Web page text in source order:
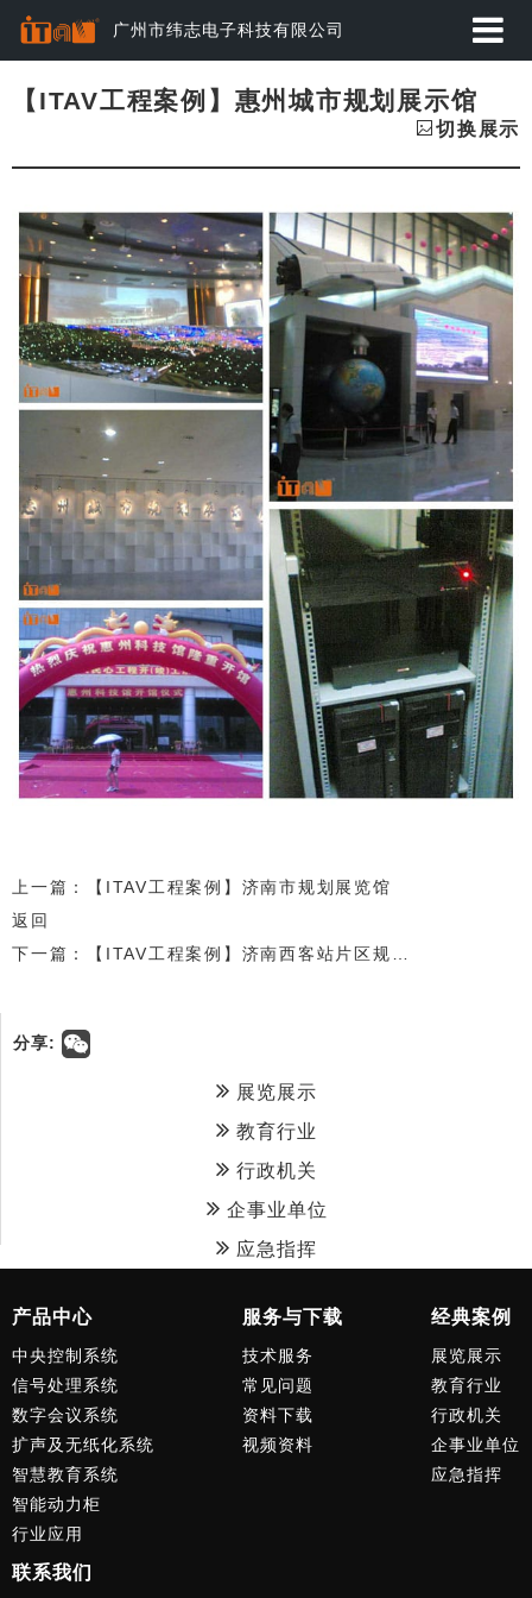
广州市纬志电子科技有限公司
首页
产品中心
动态资讯
经典案例
关于纬志
服务与下载
【ITAV工程案例】惠州城市规划展示馆
切换展示
上一篇：【ITAV工程案例】济南市规划展览馆
返回
分享:
展览展示
教育行业
行政机关
企事业单位
应急指挥
产品中心
中央控制系统
信号处理系统
数字会议系统
扩声及无纸化系统
智慧教育系统
智能动力柜
行业应用
服务与下载
技术服务
常见问题
资料下载
视频资料
经典案例
展览展示
教育行业
行政机关
企事业单位
应急指挥
联系我们